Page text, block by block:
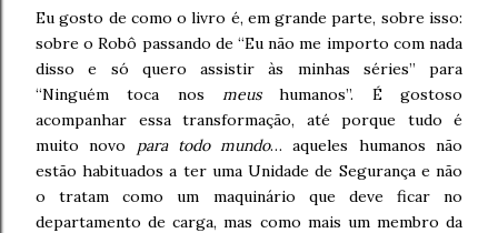
Eu gosto de como o livro é, em grande parte, sobre isso:
sobre o Robô passando de “Eu não me importo com nada
disso e só quero assistir às minhas séries” para
“Ninguém toca nos meushumanos”. É gostoso
acompanhar essa transformação, até porque tudo é
muito novo para todo mundo… aqueles humanos não
estão habituados a ter uma Unidade de Segurança e não
o tratam como um maquinário que deve ficar no
departamento de carga, mas como mais um membro da